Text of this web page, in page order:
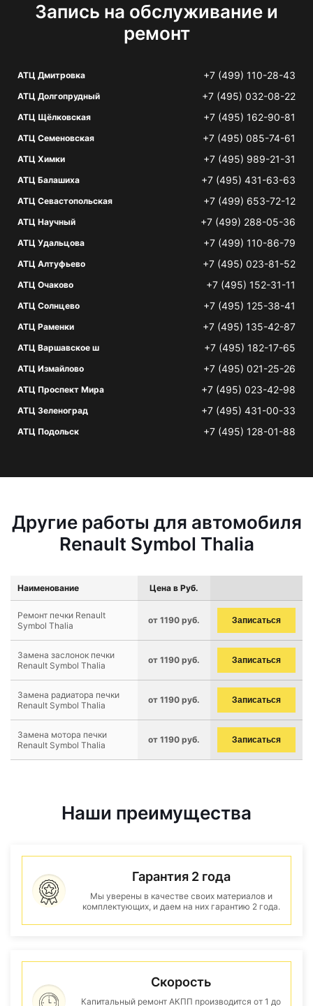
Запись на обслуживание и
ремонт
АТЦ Дмитровка +7 (499) 110-28-43
АТЦ Долгопрудный +7 (495) 032-08-22
АТЦ Щёлковская +7 (495) 162-90-81
АТЦ Семеновская +7 (495) 085-74-61
АТЦ Химки +7 (495) 989-21-31
АТЦ Балашиха +7 (495) 431-63-63
АТЦ Севастопольская +7 (499) 653-72-12
АТЦ Научный +7 (499) 288-05-36
АТЦ Удальцова +7 (499) 110-86-79
АТЦ Алтуфьево +7 (495) 023-81-52
АТЦ Очаково +7 (495) 152-31-11
АТЦ Солнцево +7 (495) 125-38-41
АТЦ Раменки +7 (495) 135-42-87
АТЦ Варшавское ш +7 (495) 182-17-65
АТЦ Измайлово +7 (495) 021-25-26
АТЦ Проспект Мира +7 (495) 023-42-98
АТЦ Зеленоград +7 (495) 431-00-33
АТЦ Подольск +7 (495) 128-01-88
Другие работы для автомобиля
Renault Symbol Thalia
Наименование Цена в Руб.
Ремонт печки Renault
Symbol Thalia
от 1190 руб. Записаться
Замена заслонок печки
Renault Symbol Thalia
от 1190 руб. Записаться
Замена радиатора печки
Renault Symbol Thalia
от 1190 руб. Записаться
Замена мотора печки
Renault Symbol Thalia
от 1190 руб. Записаться
Наши преимущества
Гарантия 2 года
Мы уверены в качестве своих материалов и
комплектующих, и даем на них гарантию 2 года.
Скорость
Капитальный ремонт АКПП производится от 1 до